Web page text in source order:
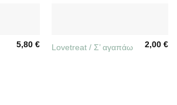
5,80€ Lovetreat / Σ’ αγαπάω 2,00€